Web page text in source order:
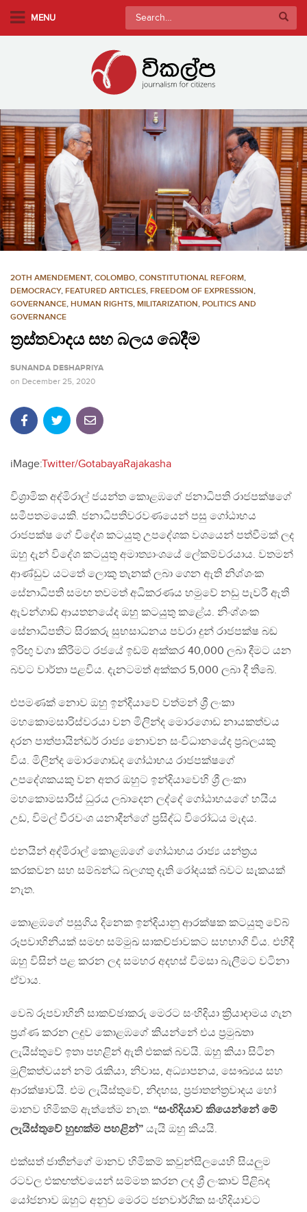
m
a
n
c
o
n
t
e
MENU
Search
for:
2OTH AMENDEMENT, COLOMBO, CONSTITUTIONAL REFORM,
DEMOCRACY, FEATURED ARTICLES, FREEDOM OF EXPRESSION,
GOVERNANCE, HUMAN RIGHTS, MILITARIZATION, POLITICS AND
GOVERNANCE
ත්‍රස්තවාදය සහ බලය බෙදීම
SUNANDA DESHAPRIYA
on December 25, 2020
iMage:Twitter/GotabayaRajakasha
විශ්‍රාමික අද්මිරාල් ජයන්ත කොළඹගේ ජනාධිපති රාජපක්ෂගේ
සමීපතමයෙකි. ජනාධිපතිවරවණයෙන් පසු ගෝඨාභය
රාජපක්ෂ ගේ විදේශ කටයුතු උපදේශක වශයෙන් පත්වීමක් ලද
ඔහු දැන් විදේශ කටයුතු අමාත්‍යාංශයේ ලේකම්වරයාය. වතමන්
ආණ්ඩුව යටතේ ලොකු තැනක් ලබා ගෙන ඇති නිශ්ශංක
සේනාධිපති සමඟ තවමත් අධිකරණය හමුවේ නඩු පැවරී ඇති
ඇවන්ගාඩ් ආයතනයේද ඔහු කටයුතු කළේය. නිංශ්ශංක
සේනාධිපතිට සිරකරු සුභසාධනය පවරා දුන් රාජපක්ෂ බඩ
ඉරිඟු වගා කිරීමට රජයේ ඉඩම් අක්කර 40,000 ලබා දීමට යන
බවට වාර්තා පළවිය. දැනටමත් අක්කර 5,000 ලබා දී තිබේ.
එපමණක් නොව ඔහු ඉන්දියාවේ වත්මන් ශ්‍රී ලංකා
මහකොමසාරිස්වරයා වන මිලින්ද මොරගොඩ නායකත්වය
දරන පාත්පායින්ඩර් රාජ්‍ය නොවන සංවිධානයේද ප්‍රබලයකු
විය. මිලින්ද මොරගොඩද ගෝඨාභය රාජපක්ෂගේ
උපදේශකයකු වන අතර ඔහුට ඉන්දියාවෙහි ශ්‍රී ලංකා
මහකොමසාරිස් ධුරය ලබාදෙන ලද්දේ ගෝඨාභයගේ හයිය
උඩ, විමල් වීරවංශ යනාදීන්ගේ ප්‍රසිද්ධ විරෝධය මැදය.
එනයින් අද්මිරාල් කොළඹගේ ගෝඨාභය රාජ්‍ය යන්ත්‍රය
කරකවන සහ සම්බන්ධ බලගතු දැති රෝදයක් බවට සැකයක්
නැත.
කොළඹගේ පසුගිය දිනෙක ඉන්දියානු ආරක්ෂක කටයුතු වේබ්
රූපවාහිනියක් සමඟ සම්මුඛ සාකච්ජාවකට සහභාගි විය. එහිදී
ඔහු විසින් පළ කරන ලද සමහර අදහස් විමසා බැලීමට වටිනා
ඒවාය.
වෙබ් රූපවාහිනී සාකච්ඡාකරු මෙරට සංහිදියා ක්‍රියාදාමය ගැන
ප්‍රශ්ණ කරන ලදුව කොළඹගේ කියන්නේ එය ප්‍රමුඛතා
ලැයිස්තුවේ ඉතා පහළින් ඇති එකක් බවයි. ඔහු කියා සිටින
මුලිකත්වයන් නම් රැකියා, නිවාස, අධ්‍යාපනය, සෞඛ්‍යය සහ
ආරක්ෂාවයි. එම ලැයිස්තුවේ, නිදහස, ප්‍රජාතන්ත්‍රවාදය හෝ
මානව හිමිකම් ඇත්තේම නැත. “සංහිදියාව කියෙන්නේ මේ
ලැයිස්තුවේ හුඟක්ම පහළින්” යැයි ඔහු කියයි.
එක්සත් ජාතීන්ගේ මානව හිමිකම් කවුන්සිලයෙහි සියලුම
රටවල එකඟත්වයෙන් සම්මත කරන ලද ශ්‍රී ලංකාව පිළිබද
යෝජනාව ඔහුට අනුව මෙරට ජනවාර්ගික සංහිදියාවට